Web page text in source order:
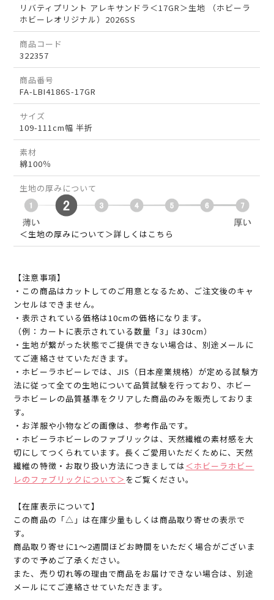
リバティプリント アレキサンドラ＜17GR＞生地 （ホビーラ
ホビーレオリジナル）2026SS
商品コード
322357
商品番号
FA-LBI4186S-17GR
サイズ
109-111cm幅 半折
素材
綿100％
生地の厚みについて
＜生地の厚みについて＞詳しくはこちら
【注意事項】
・この商品はカットしてのご用意となるため、ご注文後のキャ
ンセルはできません。
・表示されている価格は10cmの価格になります。
（例：カートに表示されている数量「3」は30cm）
・生地が繋がった状態でご提供できない場合は、別途メールに
てご連絡させていただきます。
・ホビーラホビーレでは、JIS（日本産業規格）が定める試験方
法に従って全ての生地について品質試験を行っており、ホビー
ラホビーレの品質基準をクリアした商品のみを販売しておりま
す。
・お洋服や小物などの画像は、参考作品です。
・ホビーラホビーレのファブリックは、天然繊維の素材感を大
切にしてつくられています。長くご愛用いただくために、天然
繊維の特徴・お取り扱い方法につきましては＜ホビーラホビー
レのファブリックについて＞ をご覧ください。
【在庫表示について】
この商品の「△」は在庫少量もしくは商品取り寄せの表示で
す。
商品取り寄せに1～2週間ほどお時間をいただく場合がございま
すので予めご了承ください。
また、売り切れ等の理由で商品をお届けできない場合は、別途
メールにてご連絡させていただきます。